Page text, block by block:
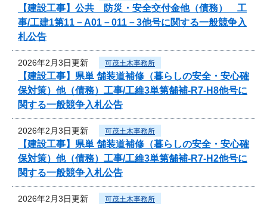
【建設工事】公共 防災・安全交付金他（債務） 工
事/工建1第11－A01－011－3他号に関する一般競争入
札公告
2026年2月3日更新 可茂土木事務所
【建設工事】県単 舗装道補修（暮らしの安全・安心確
保対策）他（債務）工事/工維3単第舗補-R7-H8他号に
関する一般競争入札公告
2026年2月3日更新 可茂土木事務所
【建設工事】県単 舗装道補修（暮らしの安全・安心確
保対策）他（債務）工事/工維3単第舗補-R7-H2他号に
関する一般競争入札公告
2026年2月3日更新 可茂土木事務所